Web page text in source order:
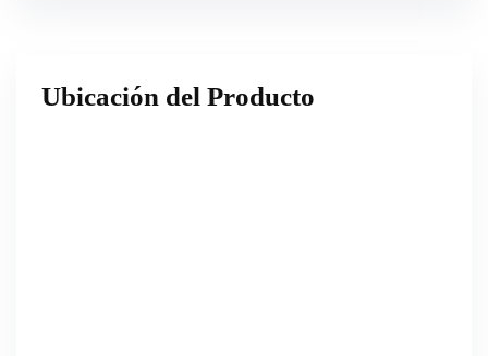
Ubicación del Producto